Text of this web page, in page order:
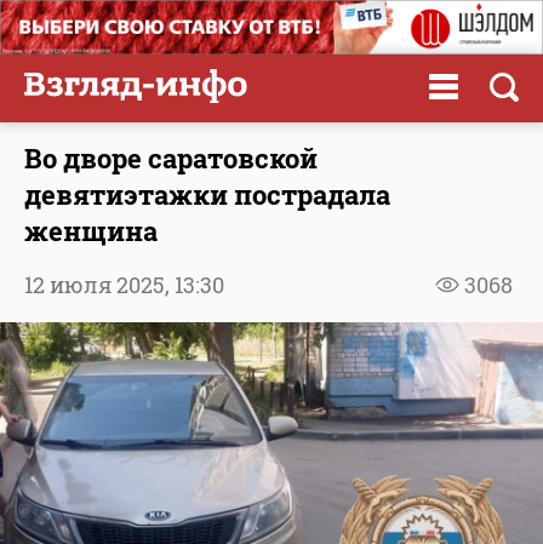
Во дворе саратовской
девятиэтажки пострадала
женщина
3068
12 июля 2025, 13:30